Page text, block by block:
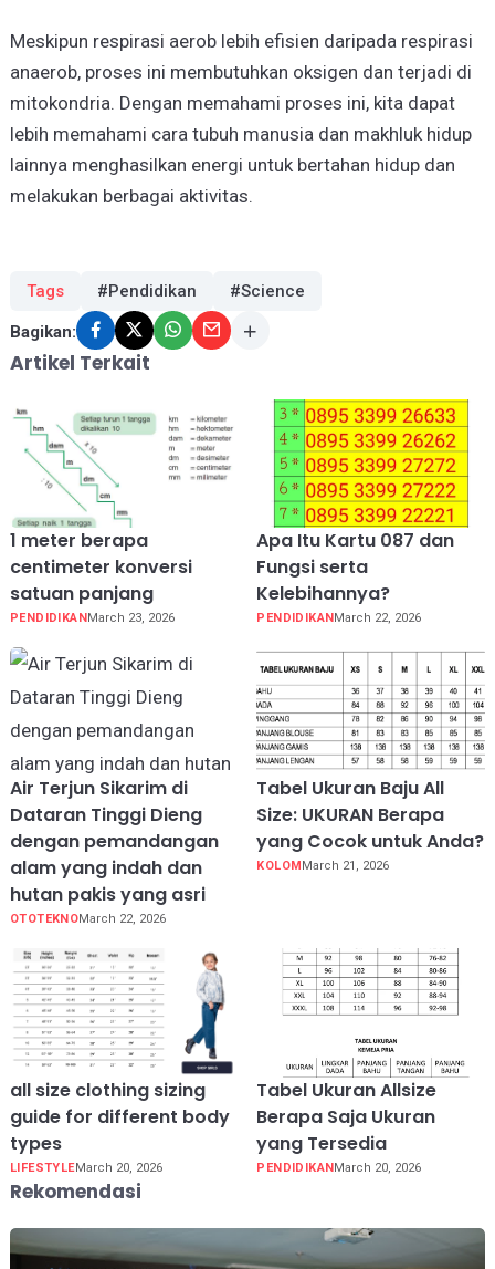
Meskipun respirasi aerob lebih efisien daripada respirasi
anaerob, proses ini membutuhkan oksigen dan terjadi di
mitokondria. Dengan memahami proses ini, kita dapat
lebih memahami cara tubuh manusia dan makhluk hidup
lainnya menghasilkan energi untuk bertahan hidup dan
melakukan berbagai aktivitas.
Tags #Pendidikan #Science
Bagikan:
Artikel Terkait
1 meter berapa
centimeter konversi
satuan panjang
PENDIDIKAN March 23, 2026
Apa Itu Kartu 087 dan
Fungsi serta
Kelebihannya?
PENDIDIKAN March 22, 2026
Air Terjun Sikarim di
Dataran Tinggi Dieng
dengan pemandangan
alam yang indah dan
hutan pakis yang asri
OTOTEKNOMarch 22, 2026
Tabel Ukuran Baju All
Size: UKURAN Berapa
yang Cocok untuk Anda?
KOLOM March 21, 2026
all size clothing sizing
guide for different body
types
LIFESTYLEMarch 20, 2026
Tabel Ukuran Allsize
Berapa Saja Ukuran
yang Tersedia
PENDIDIKANMarch 20, 2026
Rekomendasi